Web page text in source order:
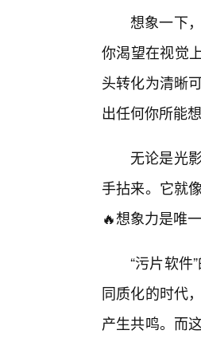
想象一下
你渴望在视觉
头转化为清晰
出任何你所能
无论是光
手拈来。它就
🔥想象力是唯
“污片软件
同质化的时代
产生共鸣。而